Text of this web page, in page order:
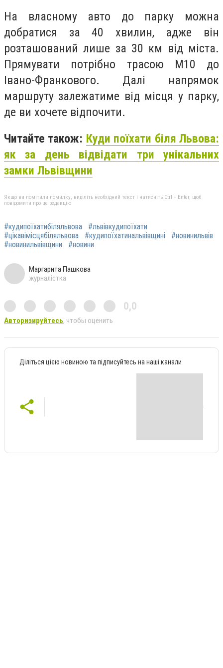
На власному авто до парку можна
добратися за 40 хвилин, адже він
розташований лише за 30 км від міста.
Прямувати потрібно трасою М10 до
Івано-Франкового. Далі напрямок
маршруту залежатиме від місця у парку,
де ви хочете відпочити.
Читайте також: Куди поїхати біля Львова:
як за день відвідати три унікальних
замки Львівщини
Якщо ви помітили помилку, виділіть необхідний текст і натисніть Ctrl + Enter, щоб
повідомити про це редакцію
#кудипоїхатибіляльвова
#львівкудипоїхати
#цікавімісцябіляльвова
#кудипоїхатинальвівщині
#новинильвів
#новинильвівщини
#новини
Маргарита Пашкова
журналістка
0,0
Авторизируйтесь, чтобы оценить
Діліться цією новиною та підписуйтесь на наші канали